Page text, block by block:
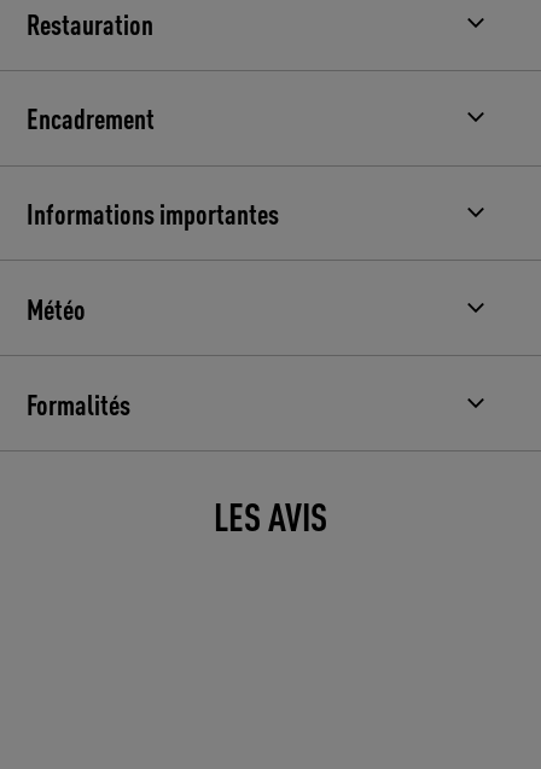
Restauration
Encadrement
Informations importantes
Météo
Formalités
LES AVIS